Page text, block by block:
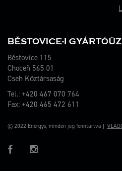
BĚSTOVICE-I
Běstovice 115
Choceň 565 01
Cseh Köztársaság
Tel.: +420 467 070 764
Fax: +420 465 472 611
© 2022 Energys, minden jog fenntartva |